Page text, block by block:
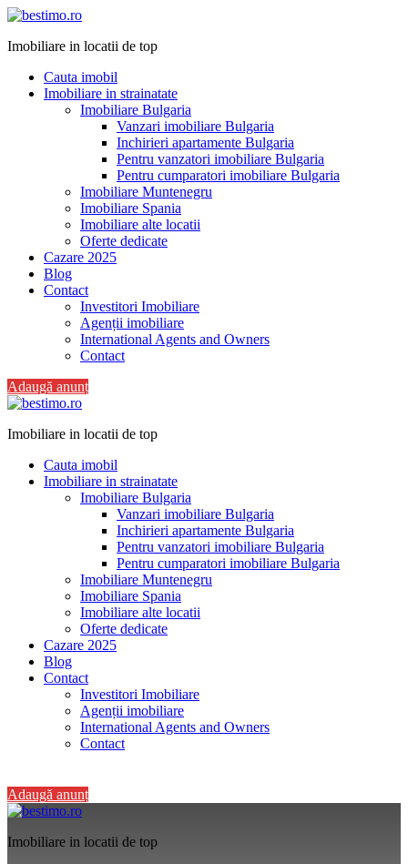
Imobiliare in locatii de top
Cauta imobil
Imobiliare in strainatate
Imobiliare Bulgaria
Vanzari imobiliare Bulgaria
Inchirieri apartamente Bulgaria
Pentru vanzatori imobiliare Bulgaria
Pentru cumparatori imobiliare Bulgaria
Imobiliare Muntenegru
Imobiliare Spania
Imobiliare alte locatii
Oferte dedicate
Cazare 2025
Blog
Contact
Investitori Imobiliare
Agenții imobiliare
International Agents and Owners
Contact
Adaugă anunț
Imobiliare in locatii de top
Cauta imobil
Imobiliare in strainatate
Imobiliare Bulgaria
Vanzari imobiliare Bulgaria
Inchirieri apartamente Bulgaria
Pentru vanzatori imobiliare Bulgaria
Pentru cumparatori imobiliare Bulgaria
Imobiliare Muntenegru
Imobiliare Spania
Imobiliare alte locatii
Oferte dedicate
Cazare 2025
Blog
Contact
Investitori Imobiliare
Agenții imobiliare
International Agents and Owners
Contact
Adaugă anunț
Imobiliare in locatii de top